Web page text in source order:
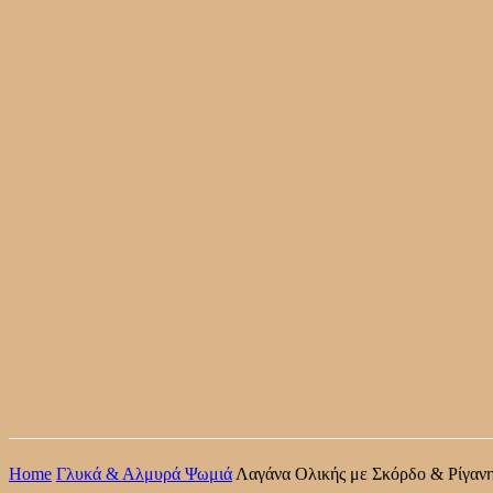
Home Γλυκά & Αλμυρά Ψωμιά Λαγάνα Ολικής με Σκόρδο &